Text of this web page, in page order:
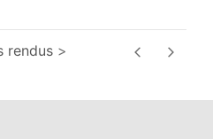
rendus